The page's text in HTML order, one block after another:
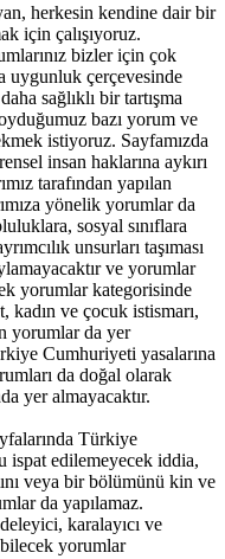
herkesin kendine dair bir
için çalışıyoruz.
bizler için çok
uygunluk çerçevesinde
sağlıklı bir tartışma
bazı yorum ve
istiyoruz. Sayfamızda
insan haklarına aykırı
tarafından yapılan
yönelik yorumlar da
sosyal sınıflara
unsurları taşıması
ve yorumlar
yorumlar kategorisinde
kadın ve çocuk istismarı,
yorumlar da yer
Cumhuriyeti yasalarına
da doğal olarak
yer almayacaktır.
Türkiye
ispat edilemeyecek iddia,
veya bir bölümünü kin ve
da yapılamaz.
karalayıcı ve
yorumlar